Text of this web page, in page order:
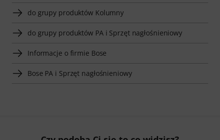
do grupy produktów Kolumny
do grupy produktów PA i Sprzęt nagłośnieniowy
Informacje o firmie Bose
Bose PA i Sprzęt nagłośnieniowy